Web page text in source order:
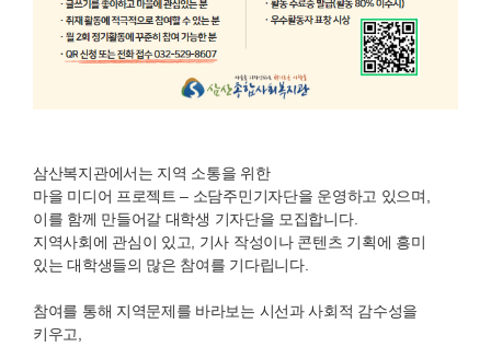
삼산복지관에서는 지역 소통을 위한
마을 미디어 프로젝트 – 소담주민기자단을 운영하고 있으며,
이를 함께 만들어갈 대학생 기자단을 모집합니다.
지역사회에 관심이 있고, 기사 작성이나 콘텐츠 기획에 흥미
있는 대학생들의 많은 참여를 기다립니다.
참여를 통해 지역문제를 바라보는 시선과 사회적 감수성을
키우고,